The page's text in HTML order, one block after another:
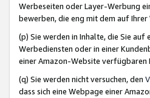
Werbeseiten oder Layer-Werbung
bewerben, die eng mit dem auf
(p) Sie werden in Inhalte, die Sie
Werbediensten oder in einer
einer Amazon-Website
(q) Sie werden nicht versuchen, den
dass sich eine Webpage einer